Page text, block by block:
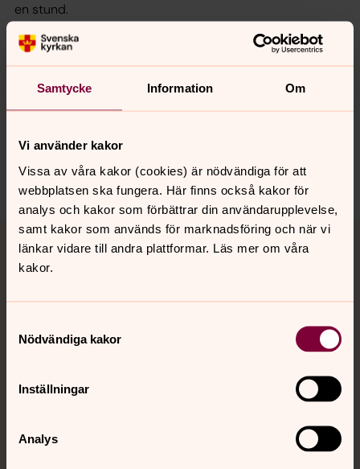
Samtycke Information Om
Vi använder kakor
Vissa av våra kakor (cookies) är nödvändiga för att
webbplatsen ska fungera. Här finns också kakor för
analys och kakor som förbättrar din användarupplevelse,
samt kakor som används för marknadsföring och när vi
länkar vidare till andra plattformar. Läs mer om våra
kakor.
Nödvändiga kakor
Inställningar
Analys
en stund.
Senast ändrad 2 december 2025
Synpunkter eller frågor på sidans
helgeandsforsamling@svenskakyrkan.se
Dela
Tillbaka till toppen
Tillbaka till innehållet
Hitta snabbt